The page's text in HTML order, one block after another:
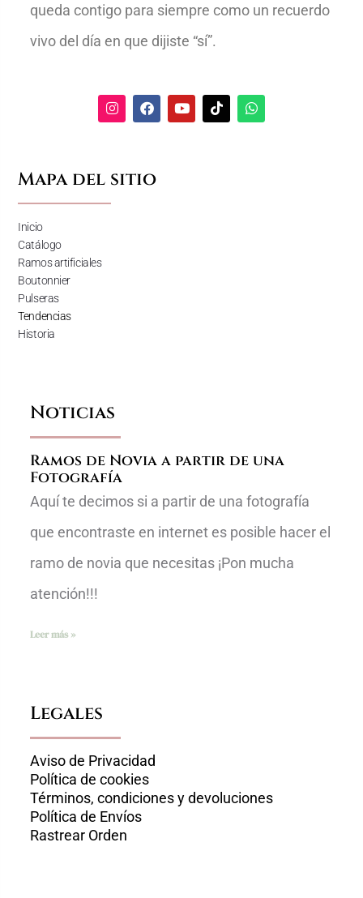
queda contigo para siempre como un recuerdo
vivo del día en que dijiste “sí”.
Mapa del sitio
Inicio
Catálogo
Ramos artificiales
Boutonnier
Pulseras
Tendencias
Historia
Noticias
Ramos de Novia a partir de una
Fotografía
Aquí te decimos si a partir de una fotografía
que encontraste en internet es posible hacer el
ramo de novia que necesitas ¡Pon mucha
atención!!!
Leer más »
Legales
Aviso de Privacidad
Política de cookies
Términos, condiciones y devoluciones
Política de Envíos
Rastrear Orden